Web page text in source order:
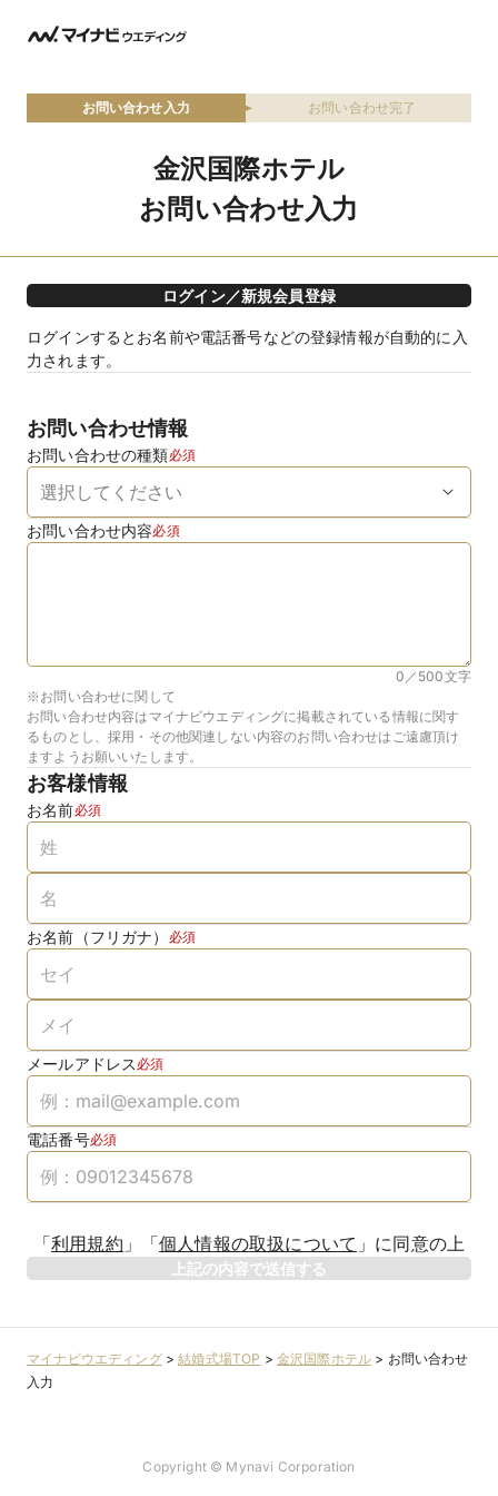
お問い合わせ入力 お問い合わせ完了
金沢国際ホテル
お問い合わせ入力
ログイン／新規会員登録
ログインするとお名前や電話番号などの登録情報が自動的に入
力されます。
お問い合わせ情報
お問い合わせの種類必須
お問い合わせ内容必須
0／500文字
※お問い合わせに関して
お問い合わせ内容はマイナビウエディングに掲載されている情報に関す
るものとし、採用・その他関連しない内容のお問い合わせはご遠慮頂け
ますようお願いいたします。
お客様情報
お名前必須
お名前（フリガナ） 必須
メールアドレス 必須
電話番号必須
「利用規約 」 「個人情報の取扱について 」 に同意の上
上記の内容で送信する
マイナビウエディング>結婚式場TOP > 金沢国際ホテル > お問い合わせ
入力
Copyright © Mynavi Corporation